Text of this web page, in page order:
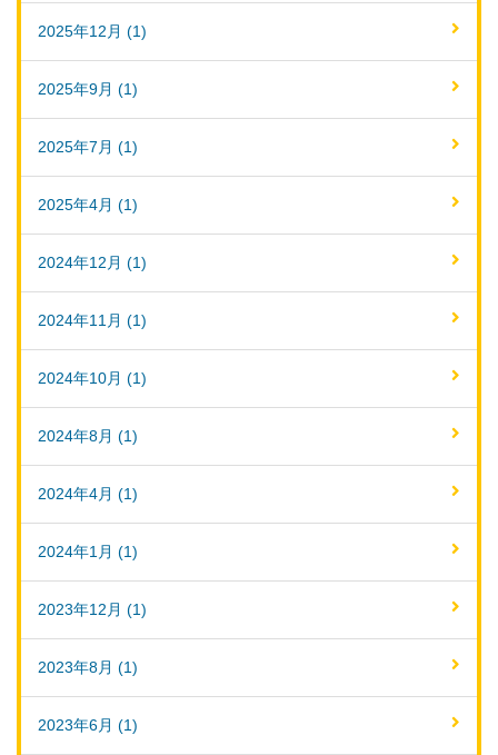
2025年12月 (1)
2025年9月 (1)
2025年7月 (1)
2025年4月 (1)
2024年12月 (1)
2024年11月 (1)
2024年10月 (1)
2024年8月 (1)
2024年4月 (1)
2024年1月 (1)
2023年12月 (1)
2023年8月 (1)
2023年6月 (1)